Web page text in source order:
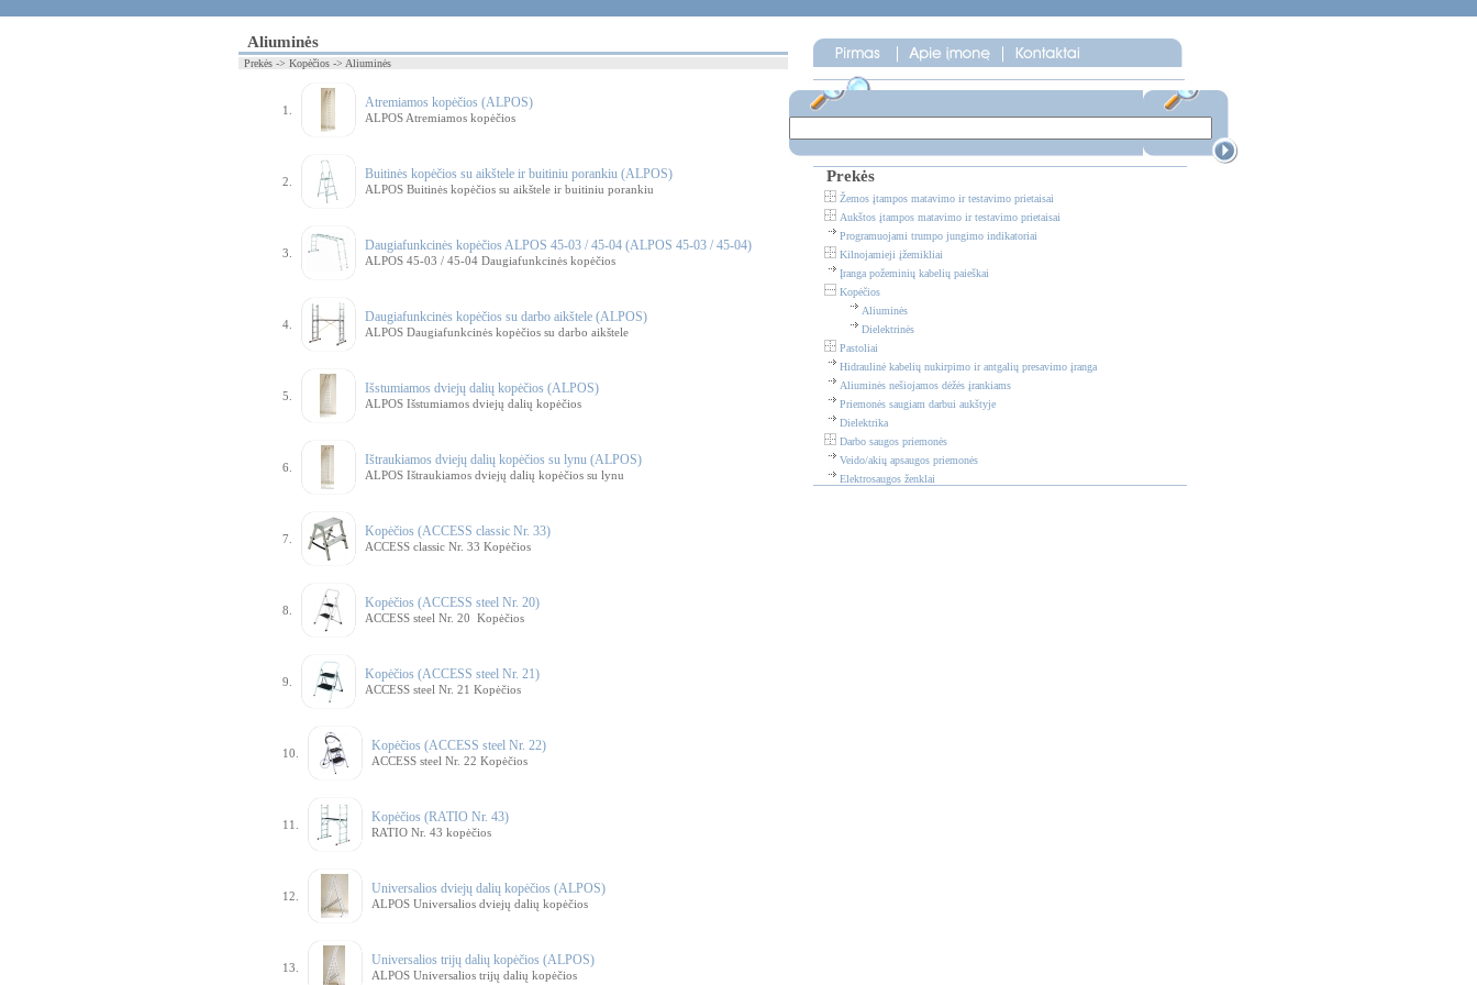
Aliuminės
Prekės -> Kopėčios -> Aliuminės
1. Atremiamos kopėčios (ALPOS)
ALPOS Atremiamos kopėčios
2. Buitinės kopėčios su aikštele ir buitiniu porankiu (ALPOS)
ALPOS Buitinės kopėčios su aikštele ir buitiniu porankiu
3. Daugiafunkcinės kopėčios ALPOS 45-03 / 45-04 (ALPOS 45-03 / 45-04)
ALPOS 45-03 / 45-04 Daugiafunkcinės kopėčios
4. Daugiafunkcinės kopėčios su darbo aikštele (ALPOS)
ALPOS Daugiafunkcinės kopėčios su darbo aikštele
5. Išstumiamos dviejų dalių kopėčios (ALPOS)
ALPOS Išstumiamos dviejų dalių kopėčios
6. Ištraukiamos dviejų dalių kopėčios su lynu (ALPOS)
ALPOS Ištraukiamos dviejų dalių kopėčios su lynu
7. Kopėčios (ACCESS classic Nr. 33)
ACCESS classic Nr. 33 Kopėčios
8. Kopėčios (ACCESS steel Nr. 20)
ACCESS steel Nr. 20 Kopėčios
9. Kopėčios (ACCESS steel Nr. 21)
ACCESS steel Nr. 21 Kopėčios
10. Kopėčios (ACCESS steel Nr. 22)
ACCESS steel Nr. 22 Kopėčios
11. Kopėčios (RATIO Nr. 43)
RATIO Nr. 43 kopėčios
12. Universalios dviejų dalių kopėčios (ALPOS)
ALPOS Universalios dviejų dalių kopėčios
13. Universalios trijų dalių kopėčios (ALPOS)
ALPOS Universalios trijų dalių kopėčios
Prekės
Žemos įtampos matavimo ir testavimo prietaisai
Aukštos įtampos matavimo ir testavimo prietaisai
Programuojami trumpo jungimo indikatoriai
Kilnojamieji įžemikliai
Įranga požeminių kabelių paieškai
Kopėčios
Aliuminės
Dielektrinės
Pastoliai
Hidraulinė kabelių nukirpimo ir antgalių presavimo įranga
Aliuminės nešiojamos dėžės įrankiams
Priemonės saugiam darbui aukštyje
Dielektrika
Darbo saugos priemonės
Veido/akių apsaugos priemonės
Elektrosaugos ženklai